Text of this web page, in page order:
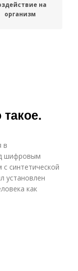
на
организм
в
шифровым
синтетической
установлен
как